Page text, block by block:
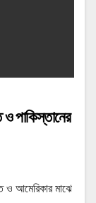
ও আমেরিকার মাঝে